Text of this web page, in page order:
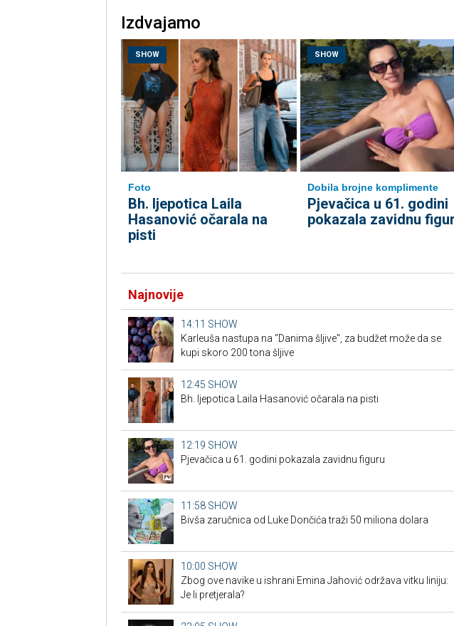
Izdvajamo
SHOW
Foto
Bh. ljepotica Laila
Hasanović očarala na
pisti
SHOW
Dobila brojne komplimente
Pjevačica u 61. godini
pokazala zavidnu
Najnovije
14:11 SHOW
Karleuša nastupa na "Danima šljive", za budžet može da se
kupi skoro 200 tona šljive
12:45 SHOW
Bh. ljepotica Laila Hasanović očarala na pisti
12:19 SHOW
Pjevačica u 61. godini pokazala zavidnu figuru
11:58 SHOW
Bivša zaručnica od Luke Dončića traži 50 miliona dolara
10:00 SHOW
Zbog ove navike u ishrani Emina Jahović održava vitku liniju:
Je li pretjerala?